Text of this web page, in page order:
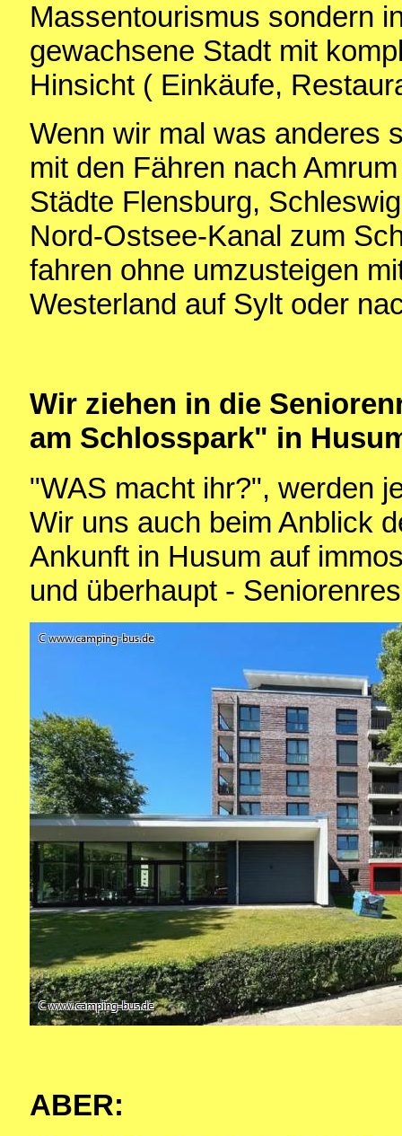
Massentourismus sondern
gewachsene Stadt mit
Hinsicht ( Einkäufe,
Wenn wir mal was anderes
mit den Fähren nach
Städte Flensburg,
Nord-Ostsee-Kanal zum
fahren ohne umzusteigen
Westerland auf Sylt oder
Wir ziehen in die
am Schlosspark" in
"WAS macht ihr?", werden
Wir uns auch beim Anblick
Ankunft in Husum auf
und überhaupt -
ABER: